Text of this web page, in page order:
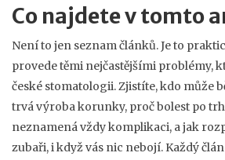
Co najdete v tomto
Není to jen seznam článků. Je to
provede těmi nejčastějšími problémy,
české stomatologii. Zjistíte, kdo může
trvá výroba korunky, proč bolest po
neznamená vždy komplikaci, a jak
zubaři, i když vás nic nebojí. Každý